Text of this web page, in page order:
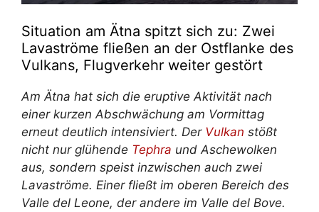
Situation am Ätna spitzt sich zu: Zwei
Lavaströme fließen an der Ostflanke des
Vulkans, Flugverkehr weiter gestört
Am Ätna hat sich die eruptive Aktivität nach
einer kurzen Abschwächung am Vormittag
erneut deutlich intensiviert. Der Vulkan stößt
nicht nur glühende Tephra und Aschewolken
aus, sondern speist inzwischen auch zwei
Lavaströme. Einer fließt im oberen Bereich des
Valle del Leone, der andere im Valle del Bove.